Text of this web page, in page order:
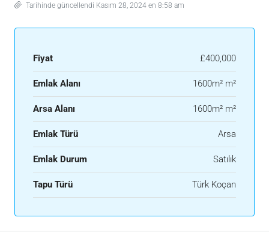
Tarihinde güncellendi Kasım 28, 2024 en 8:58 am
Fiyat £400,000
Emlak Alanı 1600m² m²
Arsa Alanı 1600m² m²
Emlak Türü Arsa
Emlak Durum Satılık
Tapu Türü Türk Koçan